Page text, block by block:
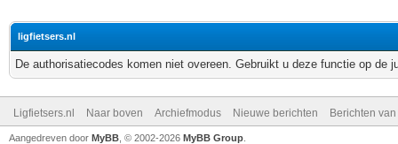
ligfietsers.nl
De authorisatiecodes komen niet overeen. Gebruikt u deze functie op de
Ligfietsers.nl Naar boven Archiefmodus Nieuwe berichten Berichten
Aangedreven door MyBB , © 2002-2026 MyBB Group